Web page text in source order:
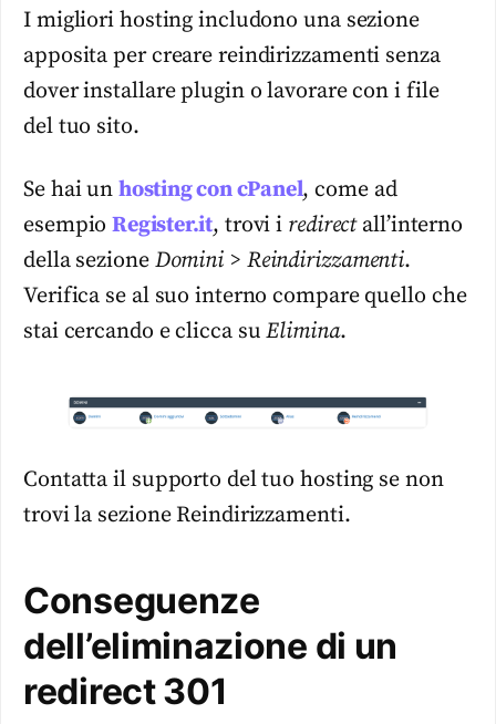
I migliori hosting includono una sezione
apposita per creare reindirizzamenti senza
dover installare plugin o lavorare con i file
del tuo sito.
Se hai un hosting con cPanel, come ad
esempioRegister.it, trovi i redirectall’interno
della sezione Domini > Reindirizzamenti.
Verifica se al suo interno compare quello che
stai cercando e clicca suElimina.
Contatta il supporto del tuo hosting se non
trovi la sezione Reindirizzamenti.
Conseguenze
dell’eliminazione di un
redirect 301